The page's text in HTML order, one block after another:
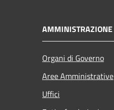
AMMINISTRAZIONE
Organi di Governo
Aree Amministrative
Uffici